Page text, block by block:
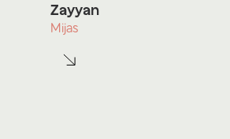
Zayyan
Mijas